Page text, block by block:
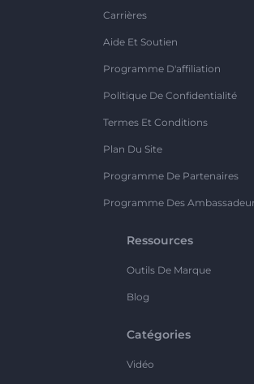
Carrières
Aide Et Soutien
Programme D'affiliation
Politique De Confidentialité
Termes Et Conditions
Plan Du Site
Programme De Partenaires
Programme Des
Ressources
Outils De Marque
Blog
Catégories
Vidéo